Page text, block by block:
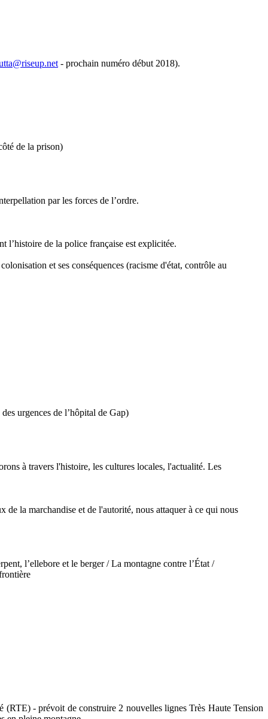
- prochain numéro début 2018).
de la prison)
par les forces de l’ordre.
l’histoire de la police française est explicitée.
et ses conséquences (racisme d'état, contrôle au
urgences de l’hôpital de Gap)
à travers l'histoire, les cultures locales, l'actualité. Les
de la marchandise et de l'autorité, nous attaquer à ce qui nous
l’ellebore et le berger / La montagne contre l’État /
- prévoit de construire 2 nouvelles lignes Très Haute Tension